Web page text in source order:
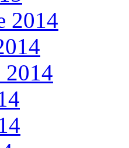
2014
2014